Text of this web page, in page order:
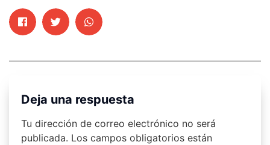
Deja una respuesta
Tu dirección de correo electrónico no será
publicada. Los campos obligatorios están